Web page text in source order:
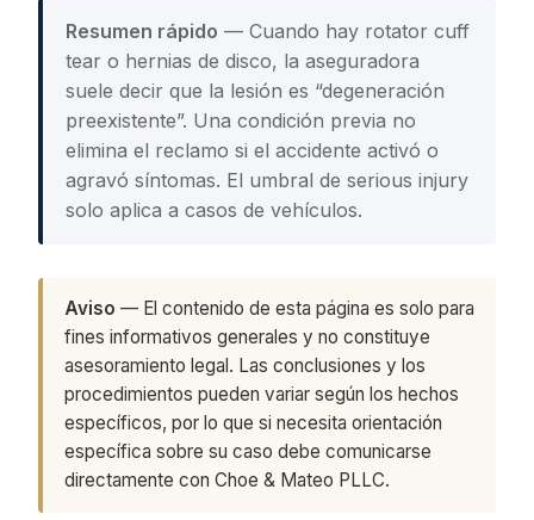
Resumen rápido — Cuando hay rotator cuff
tear o hernias de disco, la aseguradora
suele decir que la lesión es “degeneración
preexistente”. Una condición previa no
elimina el reclamo si el accidente activó o
agravó síntomas. El umbral de serious injury
solo aplica a casos de vehículos.
Aviso — El contenido de esta página es solo para
fines informativos generales y no constituye
asesoramiento legal. Las conclusiones y los
procedimientos pueden variar según los hechos
específicos, por lo que si necesita orientación
específica sobre su caso debe comunicarse
directamente con Choe & Mateo PLLC.